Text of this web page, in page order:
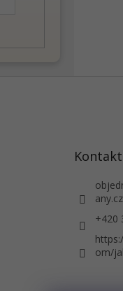
Kontakt
any.cz
+420
om/